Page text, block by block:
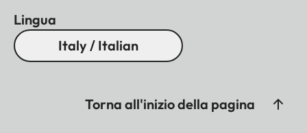
Lingua
Italy / Italian
Torna all'inizio della pagina